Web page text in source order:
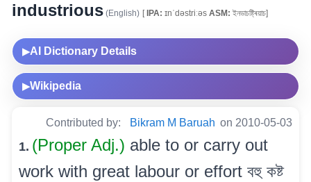
industrious (English) [IPA: ɪnˈdəstriːəs ASM: ইনডাচষ্ট্ৰিয়াচ]
▶AI Dictionary Details
▶Wikipedia
Contributed by: Bikram M Baruah on 2010-05-03
1. (Proper Adj.) able to or carry out
work with great labour or effort বহু কষ্ট